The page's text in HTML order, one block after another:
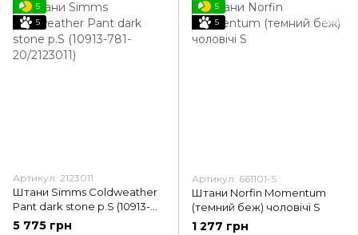
5
5
Артикул: 2123011
Штани Simms Coldweather
Pant dark stone p.S (10913-
781-20/2123011)
5 775 грн
5
5
Артикул: 661101-S
Штани Norfin Momentum
(темний беж) чоловічі S
1 277 грн